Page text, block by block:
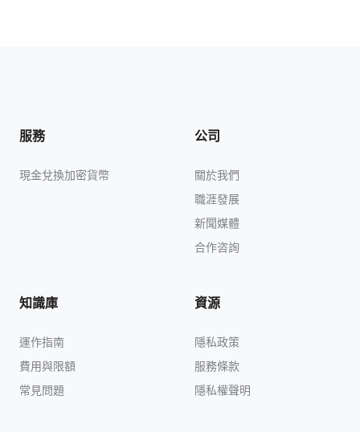
服務
現金兌換加密貨幣
公司
關於我們
職涯發展
新聞媒體
合作咨詢
知識庫
運作指南
費用與限額
常見問題
資源
隱私政策
服務條款
隱私權聲明